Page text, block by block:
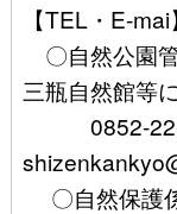
【TEL・E-mai
〇自然公園
三瓶自然館等
0852-22-
〇自然保護